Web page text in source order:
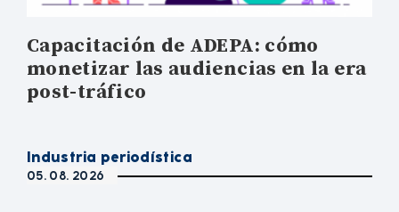
Capacitación de ADEPA: cómo
monetizar las audiencias en la era
post-tráfico
Industria periodística
05. 08. 2026